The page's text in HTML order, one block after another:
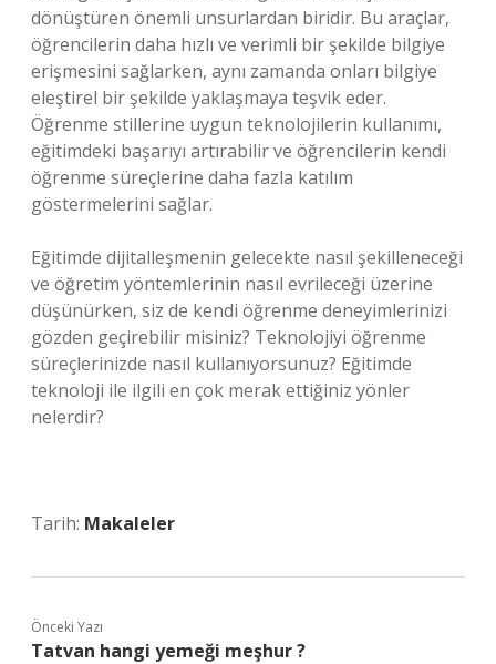
dönüştüren önemli unsurlardan biridir. Bu araçlar,
öğrencilerin daha hızlı ve verimli bir şekilde bilgiye
erişmesini sağlarken, aynı zamanda onları bilgiye
eleştirel bir şekilde yaklaşmaya teşvik eder.
Öğrenme stillerine uygun teknolojilerin kullanımı,
eğitimdeki başarıyı artırabilir ve öğrencilerin kendi
öğrenme süreçlerine daha fazla katılım
göstermelerini sağlar.
Eğitimde dijitalleşmenin gelecekte nasıl şekilleneceği
ve öğretim yöntemlerinin nasıl evrileceği üzerine
düşünürken, siz de kendi öğrenme deneyimlerinizi
gözden geçirebilir misiniz? Teknolojiyi öğrenme
süreçlerinizde nasıl kullanıyorsunuz? Eğitimde
teknoloji ile ilgili en çok merak ettiğiniz yönler
nelerdir?
Tarih: Makaleler
Önceki Yazı
Tatvan hangi yemeği meşhur ?